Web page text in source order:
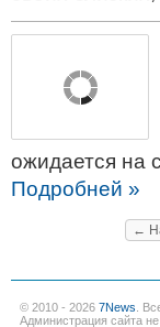
ожидается на
Подробней »
←
© 2010 - 2026 7News .
Администрация сайта